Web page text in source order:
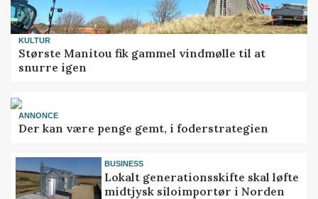
KULTUR
Største Manitou fik gammel vindmølle til at
snurre igen
ANNONCE
Der kan være penge gemt, i foderstrategien
BUSINESS
Lokalt generationsskifte skal løfte
midtjysk siloimportør i Norden